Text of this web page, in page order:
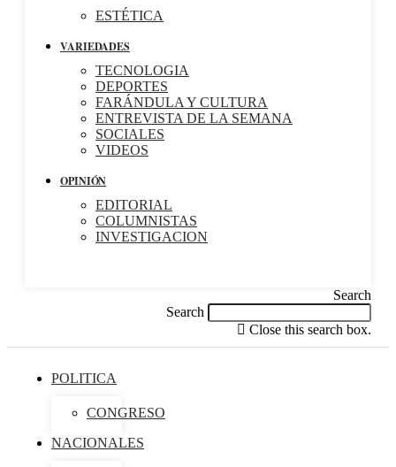
ESTÉTICA
VARIEDADES
TECNOLOGIA
DEPORTES
FARÁNDULA Y CULTURA
ENTREVISTA DE LA SEMANA
SOCIALES
VIDEOS
OPINIÓN
EDITORIAL
COLUMNISTAS
INVESTIGACION
Search
Search
Close this search box.
POLITICA
CONGRESO
NACIONALES